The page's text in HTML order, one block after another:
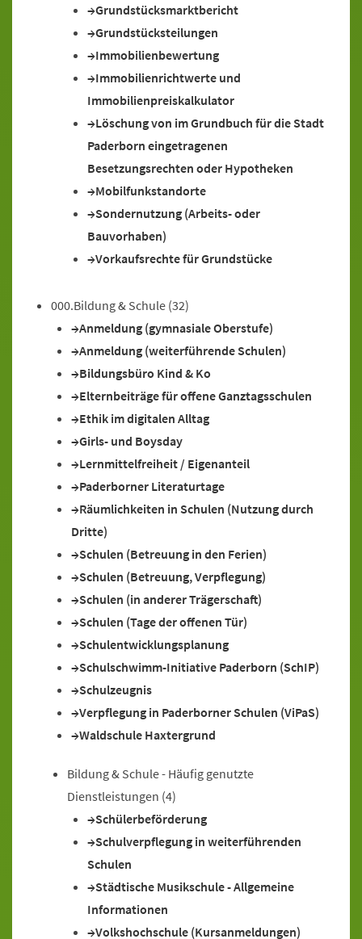
Grundstücksmarktbericht
Grundstücksteilungen
Immobilienbewertung
Immobilienrichtwerte und
Immobilienpreiskalkulator
Löschung von im Grundbuch für die Stadt
Paderborn eingetragenen
Besetzungsrechten oder Hypotheken
Mobilfunkstandorte
Sondernutzung (Arbeits- oder
Bauvorhaben)
Vorkaufsrechte für Grundstücke
000.Bildung & Schule (32)
Anmeldung (gymnasiale Oberstufe)
Anmeldung (weiterführende Schulen)
Bildungsbüro Kind & Ko
Elternbeiträge für offene Ganztagsschulen
Ethik im digitalen Alltag
Girls- und Boysday
Lernmittelfreiheit / Eigenanteil
Paderborner Literaturtage
Räumlichkeiten in Schulen (Nutzung durch
Dritte)
Schulen (Betreuung in den Ferien)
Schulen (Betreuung, Verpflegung)
Schulen (in anderer Trägerschaft)
Schulen (Tage der offenen Tür)
Schulentwicklungsplanung
Schulschwimm-Initiative Paderborn (SchIP)
Schulzeugnis
Verpflegung in Paderborner Schulen (ViPaS)
Waldschule Haxtergrund
Bildung & Schule - Häufig genutzte
Dienstleistungen (4)
Schülerbeförderung
Schulverpflegung in weiterführenden
Schulen
Städtische Musikschule - Allgemeine
Informationen
Volkshochschule (Kursanmeldungen)